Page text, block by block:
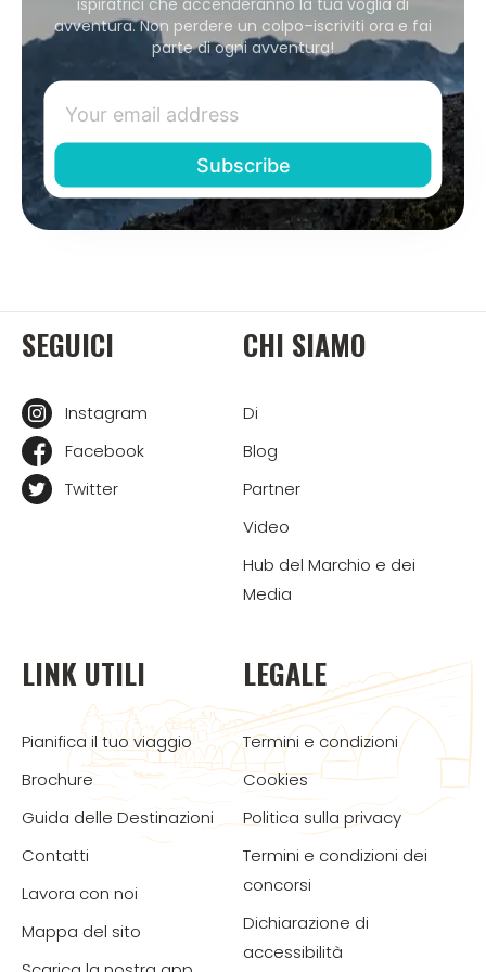
avventura. Non perdere un colpo–iscriviti ora e fai
parte di ogni avventura!
SEGUICI
Instagram
Facebook
Twitter
CHI SIAMO
Di
Blog
Partner
Video
Hub del Marchio e dei
Media
LINK UTILI
Pianifica il tuo viaggio
Brochure
Guida delle Destinazioni
Contatti
Lavora con noi
Mappa del sito
LEGALE
Termini e condizioni
Cookies
Politica sulla privacy
Termini e condizioni dei
concorsi
Dichiarazione di
accessibilità